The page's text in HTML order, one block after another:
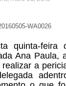
quinta-
Ana Paula,
a